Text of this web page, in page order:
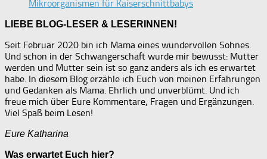
Mikroorganismen für Kaiserschnittbabys
LIEBE BLOG-LESER & LESERINNEN!
Seit Februar 2020 bin ich Mama eines wundervollen Sohnes.
Und schon in der Schwangerschaft wurde mir bewusst: Mutter
werden und Mutter sein ist so ganz anders als ich es erwartet
habe. In diesem Blog erzähle ich Euch von meinen Erfahrungen
und Gedanken als Mama. Ehrlich und unverblümt. Und ich
freue mich über Eure Kommentare, Fragen und Ergänzungen.
Viel Spaß beim Lesen!
Eure Katharina
Was erwartet Euch hier?